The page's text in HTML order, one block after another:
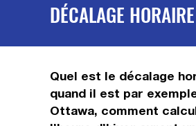
DÉCALAGE
Quel est le décalage
quand il est par
Ottawa, comment